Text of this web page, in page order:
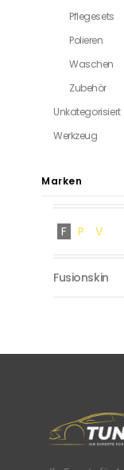
Pflegesets
Polieren
Waschen
Zubehör
Unkategorisiert
Werkzeug
Marken
F P V
Fusionskin